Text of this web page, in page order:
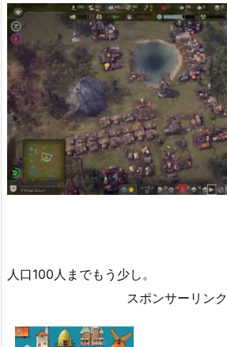
人口100人までもう少し。
スポンサーリンク